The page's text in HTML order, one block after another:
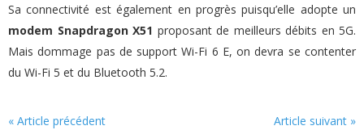
Sa connectivité est également en progrès puisqu’elle adopte un
modem Snapdragon X51 proposant de meilleurs débits en 5G.
Mais dommage pas de support Wi-Fi 6 E, on devra se contenter
du Wi-Fi 5 et du Bluetooth 5.2.
« Article précédent
Article suivant »